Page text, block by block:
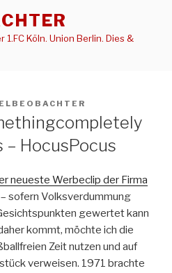
1.FC Köln. Union Berlin. Dies &
HocusPocus
neueste Werbeclip der Firma
sofern Volksverdummung
gewertet kann
kommt, möchte ich die
Zeit nutzen und auf
verweisen. 1971 brachte